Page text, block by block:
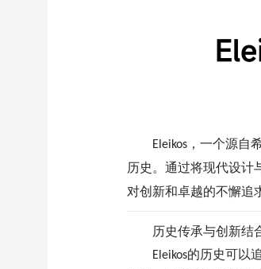
Eleikos ，一个源自
历史。通过将现代设计
对创新和卓越的不懈追
历史传承与创新结
Eleikos的历史可以